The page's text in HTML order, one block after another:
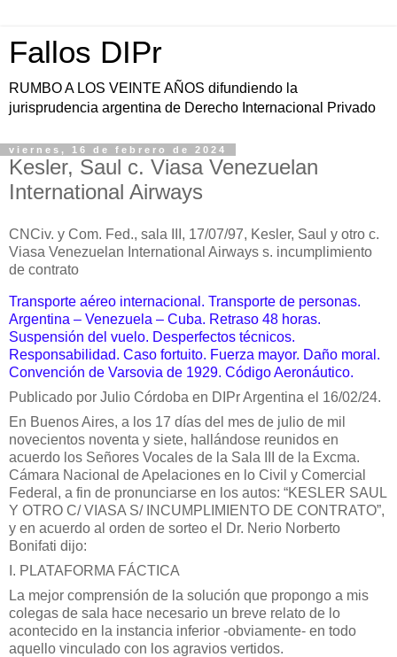
Fallos DIPr
RUMBO A LOS VEINTE AÑOS difundiendo la
jurisprudencia argentina de Derecho Internacional Privado
viernes, 16 de febrero de 2024
Kesler, Saul c. Viasa Venezuelan
International Airways
CNCiv. y Com. Fed., sala III, 17/07/97, Kesler, Saul y otro c.
Viasa Venezuelan International Airways s. incumplimiento
de contrato
Transporte aéreo internacional. Transporte de personas.
Argentina – Venezuela – Cuba. Retraso 48 horas.
Suspensión del vuelo. Desperfectos técnicos.
Responsabilidad. Caso fortuito. Fuerza mayor. Daño moral.
Convención de Varsovia de 1929. Código Aeronáutico.
Publicado por Julio Córdoba en DIPr Argentina el 16/02/24.
En Buenos Aires, a los 17 días del mes de julio de mil
novecientos noventa y siete, hallándose reunidos en
acuerdo los Señores Vocales de la Sala III de la Excma.
Cámara Nacional de Apelaciones en lo Civil y Comercial
Federal, a fin de pronunciarse en los autos: “KESLER SAUL
Y OTRO C/ VIASA S/ INCUMPLIMIENTO DE CONTRATO”,
y en acuerdo al orden de sorteo el Dr. Nerio Norberto
Bonifati dijo:
I. PLATAFORMA FÁCTICA
La mejor comprensión de la solución que propongo a mis
colegas de sala hace necesario un breve relato de lo
acontecido en la instancia inferior -obviamente- en todo
aquello vinculado con los agravios vertidos.